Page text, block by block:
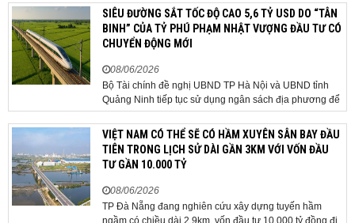
thực hiện dự án Khu đô thị thể thao Quốc tế Hà Nội trên
địa bàn thôn Nhuệ Giang. Trong...
SIÊU ĐƯỜNG SẮT TỐC ĐỘ CAO 5,6 TỶ USD DO “TÂN
BINH” CỦA TỶ PHÚ PHẠM NHẬT VƯỢNG ĐẦU TƯ CÓ
CHUYỂN ĐỘNG MỚI
08/06/2026
Bộ Tài chính đề nghị UBND TP Hà Nội và UBND tỉnh
Quảng Ninh tiếp tục sử dụng ngân sách địa phương để
thực hiện công tác giải phóng mặt bằng đối với phần
tuyến đi qua địa bàn hai địa phương, bảo đảm tiến độ
triển khai. Bộ Tài chính vừa có công văn...
VIỆT NAM CÓ THỂ SẼ CÓ HẦM XUYÊN SÂN BAY ĐẦU
TIÊN TRONG LỊCH SỬ DÀI GẦN 3KM VỚI VỐN ĐẦU
TƯ GẦN 10.000 TỶ
08/06/2026
TP Đà Nẵng đang nghiên cứu xây dựng tuyến hầm
ngầm có chiều dài 2,9km, vốn đầu tư 10.000 tỷ đồng đi